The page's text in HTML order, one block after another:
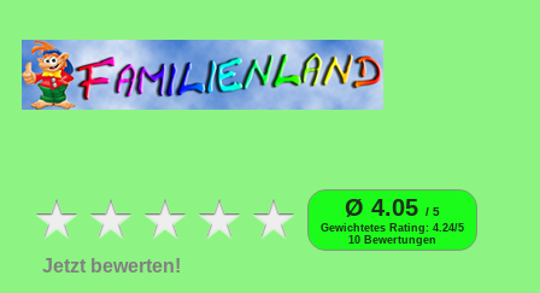
Ø 4.05 / 5
Gewichtetes Rating: 4.24/5
10 Bewertungen
Jetzt bewerten!